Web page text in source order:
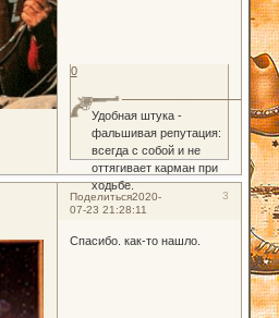
Удобная штука -
фальшивая репутация:
всегда с собой и не
оттягивает карман при
ходьбе.
0
Поделиться 3
2020-
07-23 21:28:11
Спасибо. как-то нашло.